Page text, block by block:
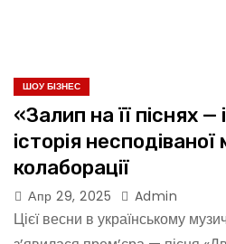
ШОУ БІЗНЕС
«Залип на її піснях —
історія несподіваної
колаборації
Апр 29, 2025 Admin
Цієї весни в українському